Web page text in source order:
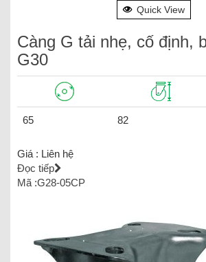
Quick View
Càng G tải nhẹ, cố định,
G30
65 82
Giá : Liên hệ
Đọc tiếp
Mã :G28-05CP